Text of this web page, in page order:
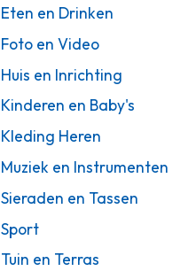
Eten en Drinken
Foto en Video
Huis en Inrichting
Kinderen en Baby's
Kleding Heren
Muziek en Instrumenten
Sieraden en Tassen
Sport
Tuin en Terras